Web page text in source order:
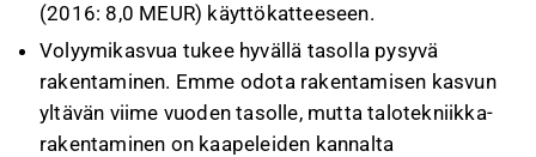
(2016: 8,0 MEUR) käyttökatteeseen.
Volyymikasvua tukee hyvällä tasolla pysyvä
rakentaminen. Emme odota rakentamisen kasvun
yltävän viime vuoden tasolle, mutta talotekniikka-
rakentaminen on kaapeleiden kannalta